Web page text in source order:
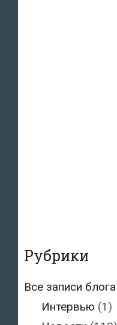
Рубрики
Все записи блога
Интервью (1)